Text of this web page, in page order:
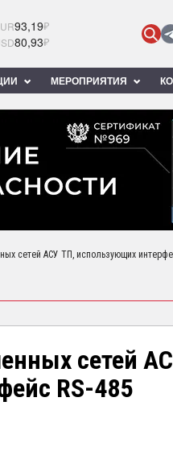
93,19₽
80,93₽
МЕРОПРИЯТИЯ
сетей АСУ ТП, использующих
сетей
RS-485